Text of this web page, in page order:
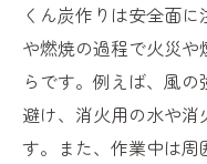
くん炭作りは安全面
や燃焼の過程で火災
らです。例えば、風
避け、消火用の水や
す。また、作業中は周